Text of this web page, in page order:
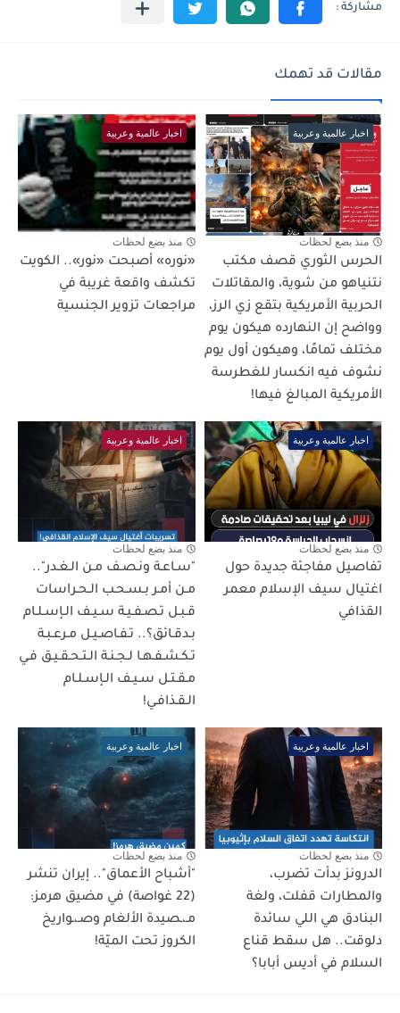
مقالات قد تهمك
اخبار عالمية وعربية
منذ بضع لحظات
الحرس الثوري قصف مكتب
نتنياهو من شوية، والمقاتلات
الحربية الأمريكية بتقع زي الرز،
وواضح إن النهارده هيكون يوم
مختلف تمامًا، وهيكون أول يوم
نشوف فيه انكسار للغطرسة
الأمريكية المبالغ فيها!
اخبار عالمية وعربية
منذ بضع لحظات
«نوره» أصبحت «نور».. الكويت
تكشف واقعة غريبة في
مراجعات تزوير الجنسية
اخبار عالمية وعربية
منذ بضع لحظات
تفاصيل مفاجئة جديدة حول
اغتيال سيف الإسلام معمر
القذافي
اخبار عالمية وعربية
منذ بضع لحظات
"سـاعـة ونـصـف مـن الـغـدر"..
مـن أمـر بـسـحـب الـحـراسات
قـبـل تـصـفـيـة سـيـف الـإسـلـام
بـدقـائق؟.. تـفـاصـيـل مـرعـبـة
تـكـشـفـهـا لـجـنـة الـتـحـقـيـق فـي
مـقـتـل سـيـف الـإسـلـام
الـقـذافـي!
اخبار عالمية وعربية
منذ بضع لحظات
الدرونز بدأت تضرب،
والمطارات قفلت، ولغة
البنادق هي اللي سائدة
دلوقت.. هل سقط قناع
السلام في أديس أبابا؟
اخبار عالمية وعربية
منذ بضع لحظات
"أشباح الأعماق".. إيران تنشر
(22 غواصة) في مضيق هرمز:
مـ،ـصيدة الألغام وصـ،ـواريخ
الكروز تحت الميّة!